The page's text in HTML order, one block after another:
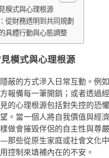
模式與心理根源
從財務透明到共同規劃
具體行動與心態調整
模式與心理根源
蔽的方式滲入日常互動。例
報備每一筆開銷；或者透過
的心理根源包括對失控的恐
。當一個人將自我價值與經
做會摧毀伴侶的自主性與尊
些從原生家庭或社會文化
控制來填補內在的不安。